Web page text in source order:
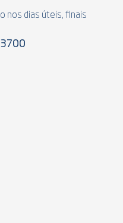
nos dias úteis, finais
3700